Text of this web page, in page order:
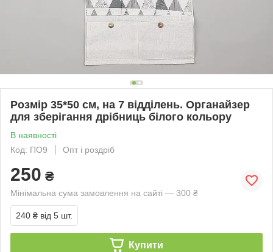
Розмір 35*50 см, на 7 відділень. Органайзер
для зберігання дрібниць білого кольору
В наявності
Код: ПО9
Опт і роздріб
250 ₴
Мінімальна сума замовлення на сайті — 300 ₴
240 ₴ від 5 шт.
Купити